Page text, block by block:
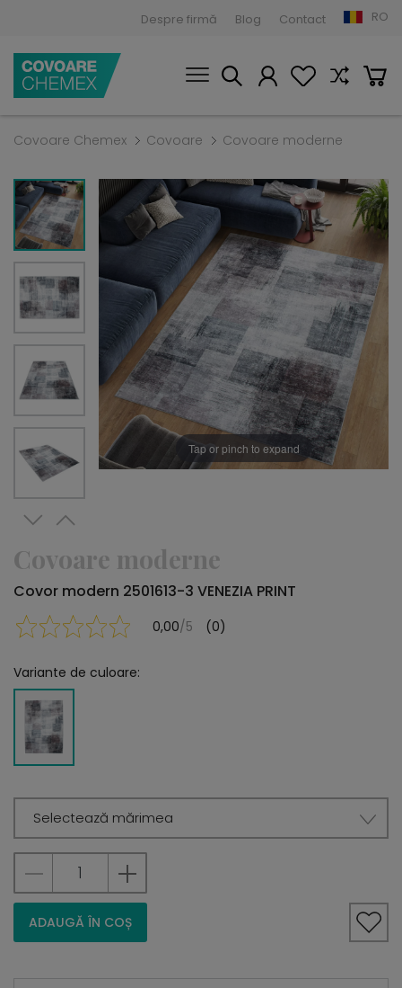
Despre firmă Blog Contact RO
Covoare Chemex Covoare Covoare moderne
Tap or pinch to expand
Covoare moderne
Covor modern 2501613-3 VENEZIA PRINT
0,00/5 (0)
Variante de culoare:
Selectează mărimea
ADAUGĂ ÎN COȘ